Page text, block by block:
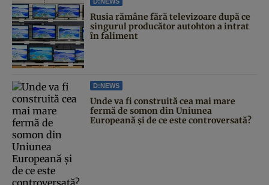
Rusia rămâne fără televizoare după ce
singurul producător autohton a intrat
în faliment
D:NEWS
Unde va fi construită cea mai mare
fermă de somon din Uniunea
Europeană și de ce este controversată?